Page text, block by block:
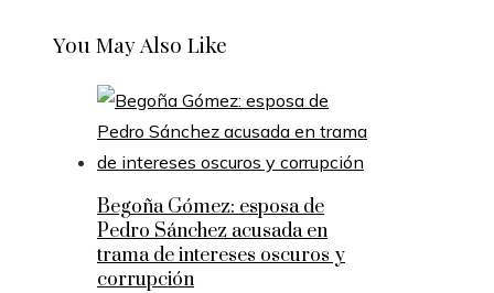
You May Also Like
Begoña Gómez: esposa de
Pedro Sánchez acusada en
trama de intereses oscuros y
corrupción